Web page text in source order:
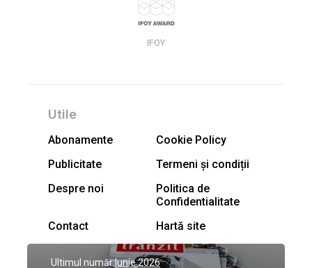
IFOY
Utile
Abonamente
Cookie Policy
Publicitate
Termeni și condiții
Despre noi
Politica de
Confidentialitate
Contact
Hartă site
Ultimul număr:Iunie 2026